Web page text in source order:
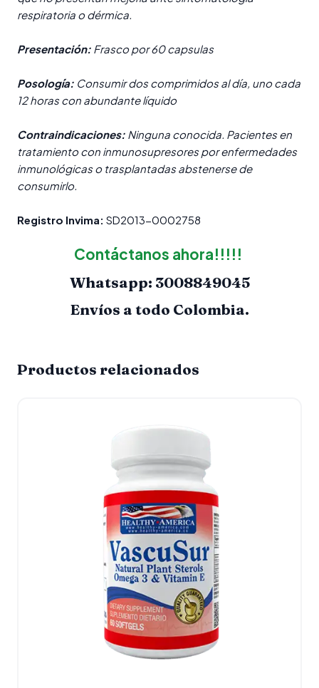
respiratoria o dérmica.
Presentación: Frasco por 60 capsulas
Posología: Consumir dos comprimidos al día, uno cada
12 horas con abundante líquido
Contraindicaciones: Ninguna conocida. Pacientes en
tratamiento con inmunosupresores por enfermedades
inmunológicas o trasplantadas abstenerse de
consumirlo.
Registro Invima: SD2013-0002758
Contáctanos ahora!!!!!
Whatsapp: 3008849045
Envíos a todo Colombia.
Productos relacionados